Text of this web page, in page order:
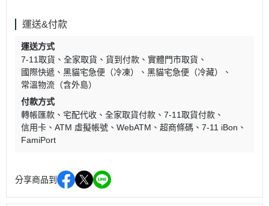
運送&付款
運送方式
7-11取貨
全家取貨 貨到付款
實體門市取貨
國際快遞
黑貓宅急便（冷凍）
黑貓宅急便（冷藏）
常溫物流（含外島）
付款方式
轉帳匯款
宅配代收 全家取貨付款
7-11取貨付款
信用卡
ATM 虛擬帳號 WebATM 超商條碼
7-11 iBon
FamiPort
分享商品到